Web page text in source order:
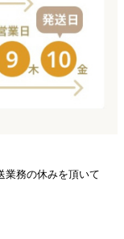
業務の休みを頂いて